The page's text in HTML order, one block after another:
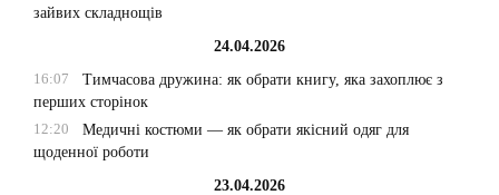
зайвих складнощів
24.04.2026
16:07
Тимчасова дружина: як обрати книгу, яка захоплює з
перших сторінок
12:20
Медичні костюми — як обрати якісний одяг для
щоденної роботи
23.04.2026